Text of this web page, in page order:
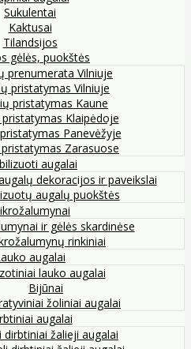
Sukulentai
Kaktusai
Tilandsijos
gėlės, puokštės
prenumerata Vilniuje
pristatymas Vilniuje
pristatymas Kaune
pristatymas Klaipėdoje
Panevėžyje
Zarasuose
augalai
dekoracijos ir paveikslai
augalų puokštės
ir gėlės skardinėse
rinkiniai
augalai
lauko augalai
Bijūnai
žoliniai augalai
augalai
dirbtiniai žalieji augalai